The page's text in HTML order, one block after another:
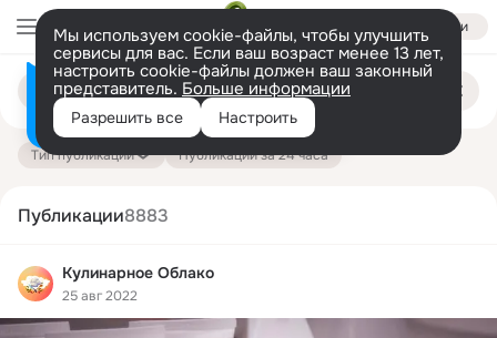
Войти
Мы используем cookie-файлы, чтобы улучшить
сервисы для вас. Если ваш возраст менее 13 лет,
настроить cookie-файлы должен ваш законный
представитель. Больше информации
Разрешить все Настроить
Поиск
публикациям
Тип публикации Публикации за 24 часа
Публикации8883
Кулинарное Облако
25 авг 2022
Информация о контенте
на платформе — здесь